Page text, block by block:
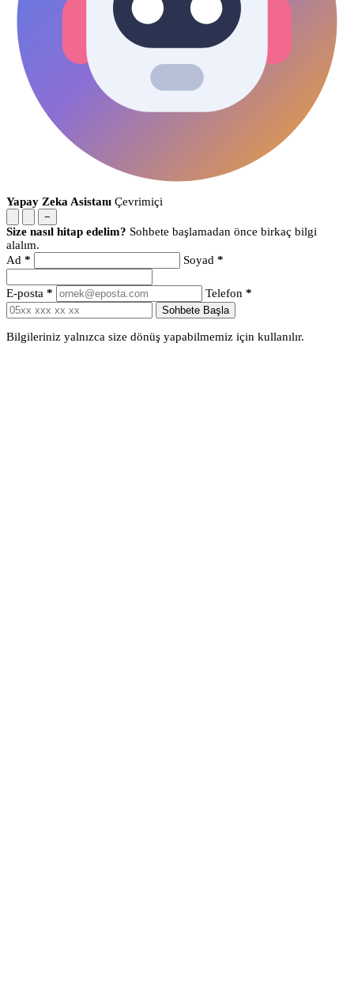
Yapay Zeka Asistanı Çevrimiçi
−
Size nasıl hitap edelim? Sohbete başlamadan önce birkaç bilgi
alalım.
Ad * Soyad *
E-posta * Telefon *
Sohbete Başla
Bilgileriniz yalnızca size dönüş yapabilmemiz için kullanılır.